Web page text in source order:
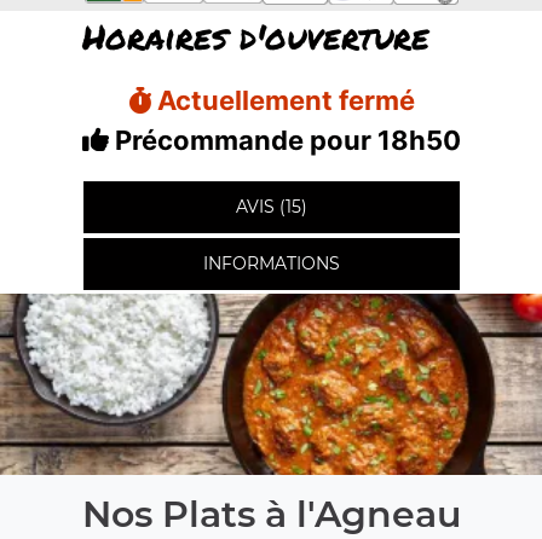
Horaires d'ouverture
Actuellement fermé
Précommande pour 18h50
AVIS (15)
INFORMATIONS
Nos Plats à l'Agneau